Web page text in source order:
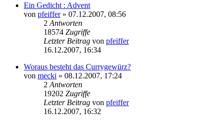
Ein Gedicht : Advent
von pfeiffer» 07.12.2007, 08:56
2 Antworten
18574 Zugriffe
Letzter Beitrag von pfeiffer
16.12.2007, 16:34
Woraus besteht das Currygewürz?
von mecki » 08.12.2007, 17:24
2 Antworten
19202 Zugriffe
Letzter Beitrag von pfeiffer
16.12.2007, 16:32